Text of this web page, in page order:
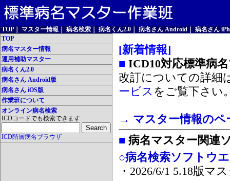
TOP マスター情報 病名検索 病名くん2.0 病名さん Android
病名さん
TOP
病名マスター情報
運用補助マスター
病名くん2.0
病名さん Android版
病名さん iOS版
作業班について
オンライン病名検索
ICDコードでも検索できます
ICD階層病名ブラウザ
[新着情報]
■ ICD10対応標準病
改訂についての詳細
ービス をご覧下さい
→ マスター情報のペ
■ 病名マスター関連
○病名検索ソフトウ
・2026/6/1 5.18版マ